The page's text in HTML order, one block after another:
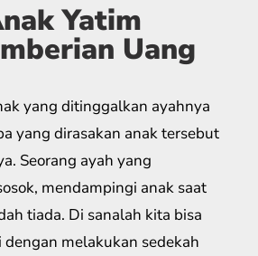
Yatim
Uang
yang ditinggalkan ayahnya
yang dirasakan anak tersebut
Seorang ayah yang
mendampingi anak saat
tiada. Di sanalah kita bisa
melakukan sedekah